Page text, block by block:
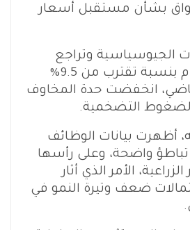
بشأن مستقبل أسعار
الجيوسياسية وتراجع
أسعار النفط الخام بنسبة تقترب من 9.5%
انخفضت حدة المخاوف
التضخمية.
أظهرت بيانات الوظائف
تباطؤ واضحة، وعلى رأسها
الأمر الذي أثار
ضعف وتيرة النمو في